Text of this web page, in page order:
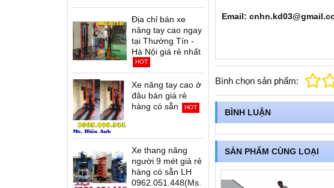
Địa chỉ bán xe
nâng tay cao ngay
tại Thường Tín -
Hà Nội giá rẻ nhất
HOT
Xe nâng tay cao ở
đâu bán giá rẻ
hàng có sẵn
HOT
Xe thang nâng
người 9 mét giá rẻ
hàng có sẵn LH
0962.051.448(Ms.
Email:
Bình chọn sản phẩm:
BÌNH LUẬN
SẢN PHẨM CÙNG LOẠI